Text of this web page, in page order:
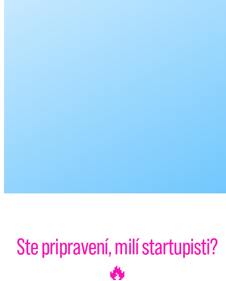
Ste pripravení, milí startupisti?
🔥